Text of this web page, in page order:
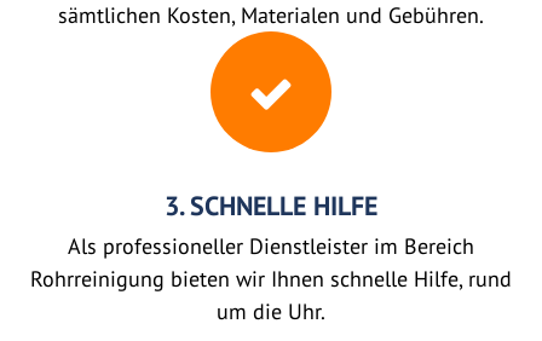
sämtlichen Kosten, Materialen und Gebühren.
3. SCHNELLE HILFE
Als professioneller Dienstleister im Bereich
Rohrreinigung bieten wir Ihnen schnelle Hilfe, rund
um die Uhr.